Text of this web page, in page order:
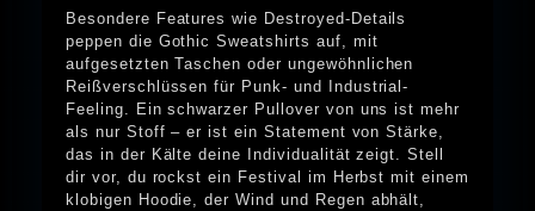
Besondere Features wie Destroyed-Details
peppen die Gothic Sweatshirts auf, mit
aufgesetzten Taschen oder ungewöhnlichen
Reißverschlüssen für Punk- und Industrial-
Feeling. Ein schwarzer Pullover von uns ist mehr
als nur Stoff – er ist ein Statement von Stärke,
das in der Kälte deine Individualität zeigt. Stell
dir vor, du rockst ein Festival im Herbst mit einem
klobigen Hoodie, der Wind und Regen abhält,